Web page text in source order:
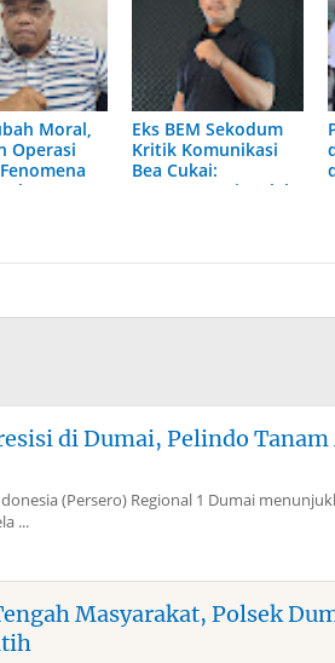
Moral,
Operasi
Eks BEM Sekodum
Kritik Komunikasi
Bea Cukai:
Transparansi Malah
di Dumai, Pelindo
(Persero) Regional 1 Dumai
...
Masyarakat, Polsek